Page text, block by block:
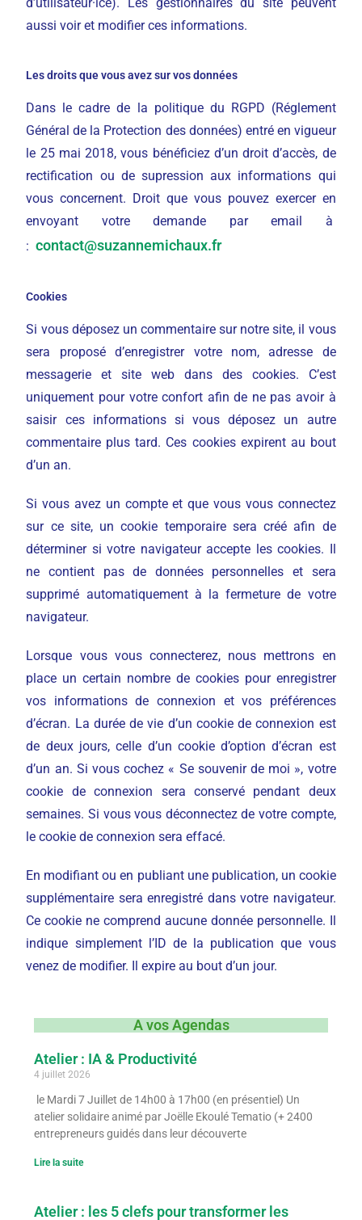
aussi voir et modifier ces informations.
Les droits que vous avez sur vos données
Dans le cadre de la politique du RGPD (Réglement
Général de la Protection des données) entré en vigueur
le 25 mai 2018, vous bénéficiez d’un droit d’accès, de
rectification ou de supression aux informations qui
vous concernent. Droit que vous pouvez exercer en
envoyant votre demande par email à
: contact@suzannemichaux.fr
Cookies
Si vous déposez un commentaire sur notre site, il vous
sera proposé d’enregistrer votre nom, adresse de
messagerie et site web dans des cookies. C’est
uniquement pour votre confort afin de ne pas avoir à
saisir ces informations si vous déposez un autre
commentaire plus tard. Ces cookies expirent au bout
d’un an.
Si vous avez un compte et que vous vous connectez
sur ce site, un cookie temporaire sera créé afin de
déterminer si votre navigateur accepte les cookies. Il
ne contient pas de données personnelles et sera
supprimé automatiquement à la fermeture de votre
navigateur.
Lorsque vous vous connecterez, nous mettrons en
place un certain nombre de cookies pour enregistrer
vos informations de connexion et vos préférences
d’écran. La durée de vie d’un cookie de connexion est
de deux jours, celle d’un cookie d’option d’écran est
d’un an. Si vous cochez « Se souvenir de moi », votre
cookie de connexion sera conservé pendant deux
semaines. Si vous vous déconnectez de votre compte,
le cookie de connexion sera effacé.
En modifiant ou en publiant une publication, un cookie
supplémentaire sera enregistré dans votre navigateur.
Ce cookie ne comprend aucune donnée personnelle. Il
indique simplement l’ID de la publication que vous
venez de modifier. Il expire au bout d’un jour.
A vos Agendas
Atelier : IA & Productivité
4 juillet 2026
le Mardi 7 Juillet de 14h00 à 17h00 (en présentiel) Un
atelier solidaire animé par Joëlle Ekoulé Tematio (+ 2400
entrepreneurs guidés dans leur découverte
Lire la suite
Atelier : les 5 clefs pour transformer les